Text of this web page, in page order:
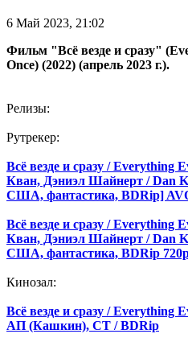
6 Май 2023, 21:02
Фильм "Всё везде и сразу"
Once) (2022) (апрель 2023 г.).
Релизы:
Рутрекер:
Всё везде и сразу / Everything
Кван, Дэниэл Шайнерт / Dan
США, фантастика, BDRip]
Всё везде и сразу / Everything
Кван, Дэниэл Шайнерт / Dan
США, фантастика, BDRip
Кинозал:
Всё везде и сразу / Everything
АП (Кашкин), СТ / BDRip